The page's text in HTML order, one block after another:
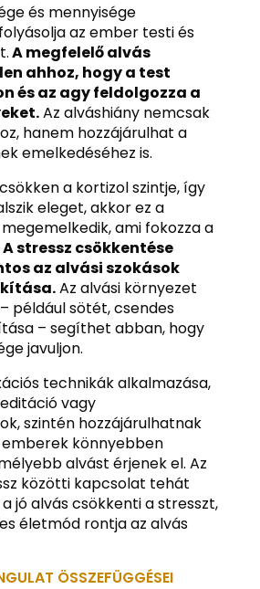
és mennyisége
az ember testi és
A megfelelő alvás
ahhoz, hogy a test
és az agy feldolgozza a
Az alváshiány nemcsak
hanem hozzájárulhat a
emelkedéséhez is.
a kortizol szintje, így
eleget, akkor ez a
ami fokozza a
A stressz csökkentése
az alvási szokások
Az alvási környezet
például sötét, csendes
– segíthet abban, hogy
javuljon.
technikák alkalmazása,
vagy
szintén hozzájárulhatnak
emberek könnyebben
alvást érjenek el. Az
közötti kapcsolat tehát
jó alvás csökkenti a stresszt,
életmód rontja az alvás
ÖSSZEFÜGGÉSEI